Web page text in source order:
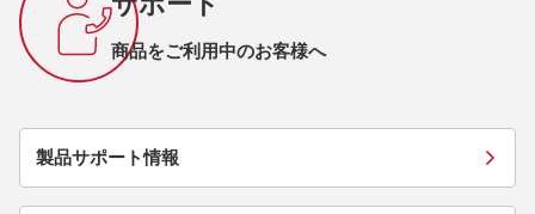
商品をご利用中のお客様へ
製品サポート情報